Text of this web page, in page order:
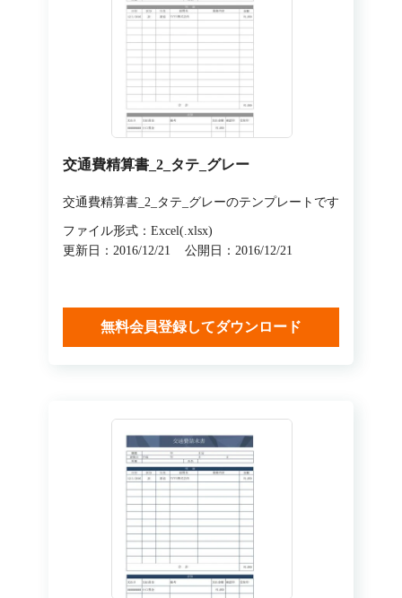
交通費精算書_2_タテ_グレー
交通費精算書_2_タテ_グレーのテンプレートです
ファイル形式：Excel(.xlsx)
更新日：2016/12/21
公開日：2016/12/21
無料会員登録してダウンロード